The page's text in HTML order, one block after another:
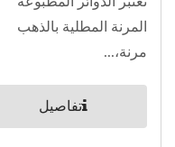
المرنة المطلية بالذهب
مرنة،...
تفاصيل